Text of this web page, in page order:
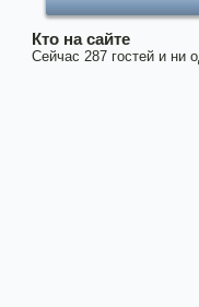
Кто на сайте
Сейчас 287 гостей и ни